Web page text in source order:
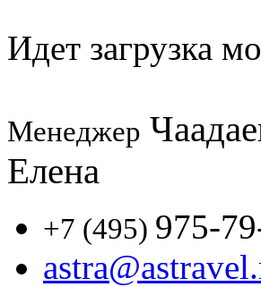
Идет загрузка
Менеджер
Елена
+7 (495) 975-